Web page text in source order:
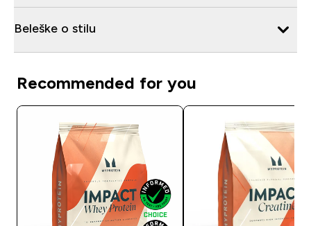
Beleške o stilu
Recommended for you